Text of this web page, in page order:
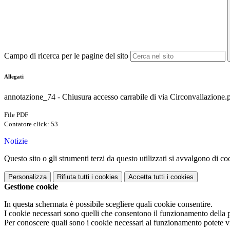
Campo di ricerca per le pagine del sito
Allegati
annotazione_74 - Chiusura accesso carrabile di via
File PDF
Contatore click: 53
Notizie
Questo sito o gli strumenti terzi da questo utilizzati si avvalgono di
Personalizza Rifiuta tutti i cookies Accetta tutti i cookies
Gestione cookie
In questa schermata è possibile scegliere quali cookie consentire.
I cookie necessari sono quelli che consentono il funzionamento
Per conoscere quali sono i cookie necessari al funzionamento potete